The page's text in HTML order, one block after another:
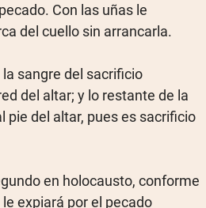
Con las uñas le
del cuello sin arrancarla.
sangre del sacrificio
del altar; y lo restante de la
pie del altar, pues es sacrificio
en holocausto, conforme
expiará por el pecado